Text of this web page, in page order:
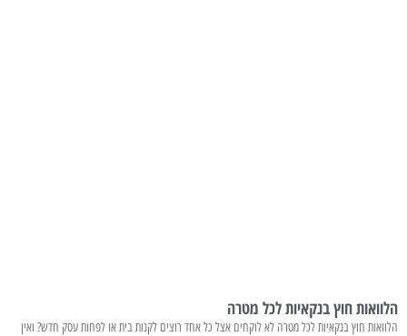
הלוואות חוץ בנקאיות לכל מטרה
הלוואות חוץ בנקאיות לכל מטרה לא לוקחים אצל כל אחד רוצים לקנות בית או לפחות עסק חדש? ואין